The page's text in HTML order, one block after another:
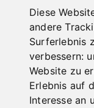
Diese
andere
Surferlebnis
verbessern:
Website zu
Erlebnis auf
Interesse an